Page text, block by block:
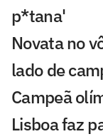
p*tana'
Novata no
lado de
Campeã
Lisboa faz